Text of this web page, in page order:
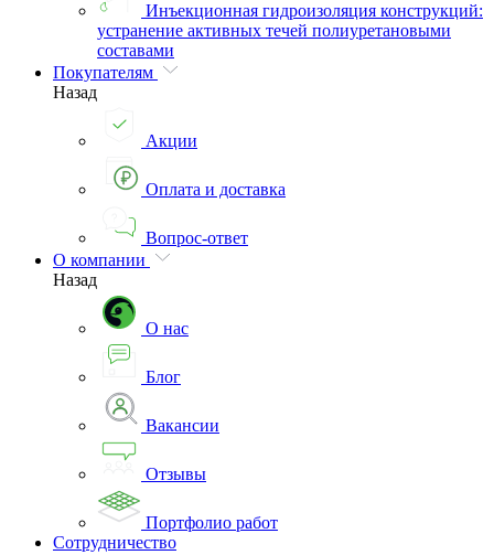
Инъекционная гидроизоляция конструкций:
устранение активных течей полиуретановыми
составами
Покупателям
Назад
Акции
Оплата и доставка
Вопрос-ответ
О компании
Назад
О нас
Блог
Вакансии
Отзывы
Портфолио работ
Сотрудничество